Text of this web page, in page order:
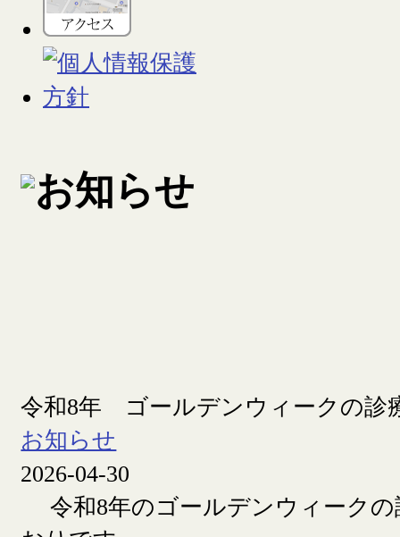
令和8年 ゴールデンウィークの診
お知らせ
2026-04-30
令和8年のゴールデンウィークの